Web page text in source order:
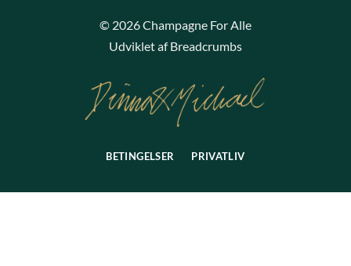
© 2026 Champagne For Alle
Udviklet af Breadcrumbs
BETINGELSER PRIVATLIV